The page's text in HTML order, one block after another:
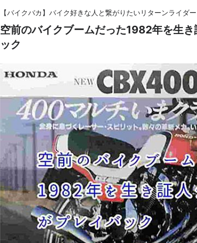
【バイクバカ】バイク好きな人と繋がりたいリターンライダー
空前のバイクブームだった1982年を生
ック